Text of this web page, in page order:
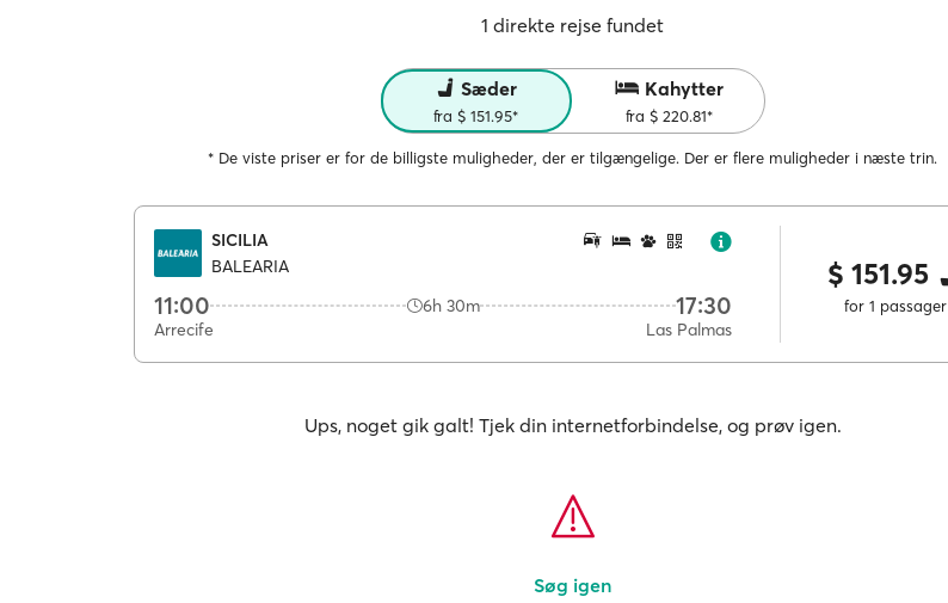
1 direkte rejse fundet
Sæder
fra $ 151.95*
Kahytter
fra $ 220.81*
* De viste priser er for de billigste muligheder, der er tilgængelige. Der er flere muligheder i næste trin.
SICILIA
BALEARIA
11:00 6h 30m 17:30
Arrecife Las Palmas
$ 151.95
for 1 passager
Ups, noget gik galt! Tjek din internetforbindelse, og prøv igen.
Søg igen